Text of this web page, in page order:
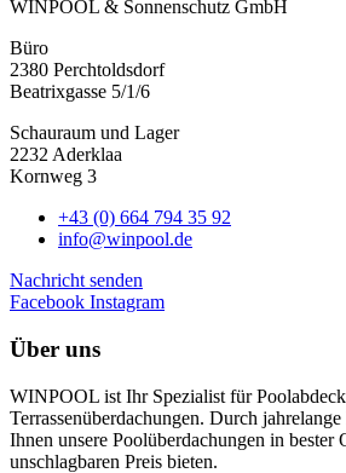
WINPOOL & Sonnenschutz GmbH
Büro
2380 Perchtoldsdorf
Beatrixgasse 5/1/6
Schauraum und Lager
2232 Aderklaa
Kornweg 3
+43 (0) 664 794 35 92
info@winpool.de
Nachricht senden
Facebook Instagram
Über uns
WINPOOL ist Ihr Spezialist für
Terrassenüberdachungen. Durch
Ihnen unsere Poolüberdachungen in bester
unschlagbaren Preis bieten.